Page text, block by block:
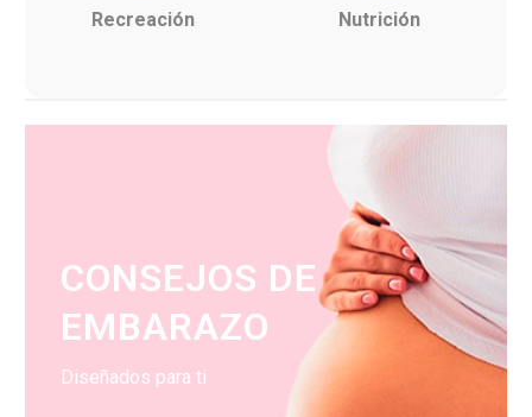
Recreación Nutrición
CONSEJOS DE
EMBARAZO
Diseñados para ti